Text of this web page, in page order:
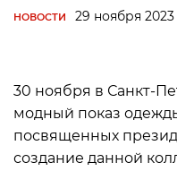
НОВОСТИ 29 ноября 2023
30 ноября в Санкт-
модный показ
посвященных
создание данной